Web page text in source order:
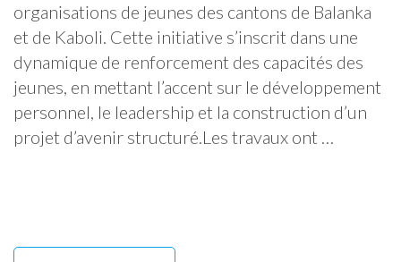
organisations de jeunes des cantons de Balanka
et de Kaboli. Cette initiative s’inscrit dans une
dynamique de renforcement des capacités des
jeunes, en mettant l’accent sur le développement
personnel, le leadership et la construction d’un
projet d’avenir structuré.Les travaux ont …